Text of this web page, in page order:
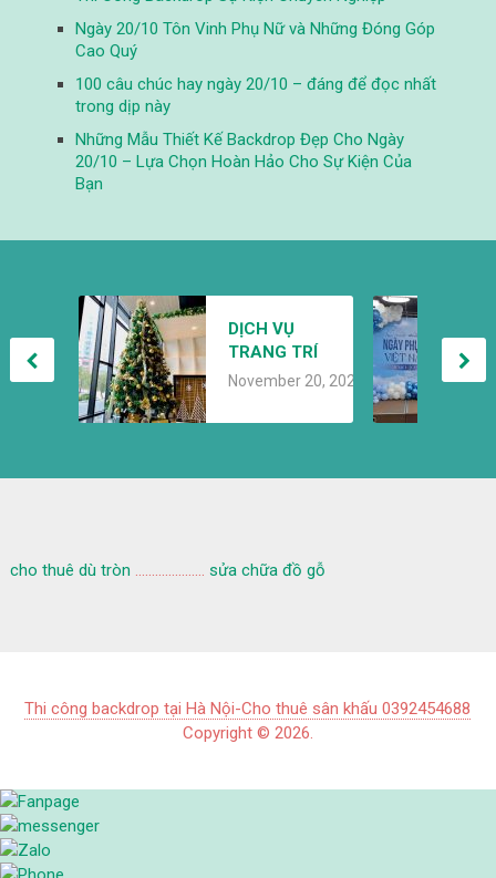
Ngày 20/10 Tôn Vinh Phụ Nữ và Những Đóng Góp
Cao Quý
100 câu chúc hay ngày 20/10 – đáng để đọc nhất
trong dịp này
Những Mẫu Thiết Kế Backdrop Đẹp Cho Ngày
20/10 – Lựa Chọn Hoàn Hảo Cho Sự Kiện Của
Bạn
DỊCH VỤ
TRANG TRÍ
NOEL GIÁNG
PHÒNG,
November 20, 2024
THI CÔNG
BACKDROP SỰ
KIỆN CHUYÊN
NGHIỆP
October 26, 2024
cho thuê dù tròn ..................... sửa chữa đồ gỗ
Thi công backdrop tại Hà Nội-Cho thuê sân khấu 0392454688
Copyright © 2026.